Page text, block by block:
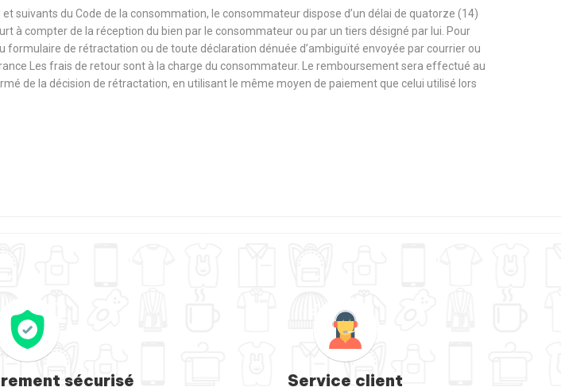
suivants du Code de la consommation, le consommateur dispose d’un délai de quatorze (14)
à compter de la réception du bien par le consommateur ou par un tiers désigné par lui. Pour
de rétractation ou de toute déclaration dénuée d’ambiguïté envoyée par courrier ou
Les frais de retour sont à la charge du consommateur. Le remboursement sera effectué au
de la décision de rétractation, en utilisant le même moyen de paiement que celui utilisé lors
sécurisé Service client